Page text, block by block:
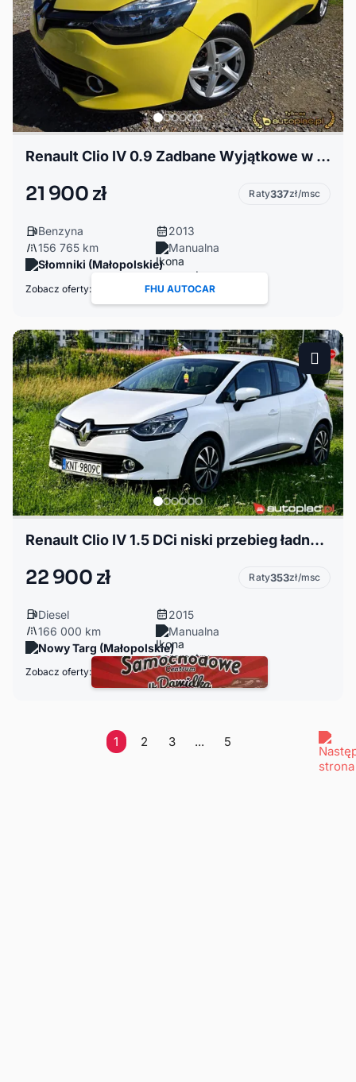
Renault Clio IV 0.9 Zadbane Wyjątkowe w Benzynie
21 900 zł Raty337zł/msc
Benzyna
2013
156 765 km
Manualna
Słomniki (Małopolskie)
Zobacz oferty: FHU AUTOCAR
Renault Clio IV 1.5 DCi niski przebieg ładny stan
22 900 zł Raty353zł/msc
Diesel
2015
166 000 km
Manualna
Nowy Targ (Małopolskie)
Zobacz oferty:
1 2 3 ... 5